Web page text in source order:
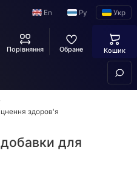
Укр
Ру
En
Порівняння Обране Кошик
здоров'я
добавки для